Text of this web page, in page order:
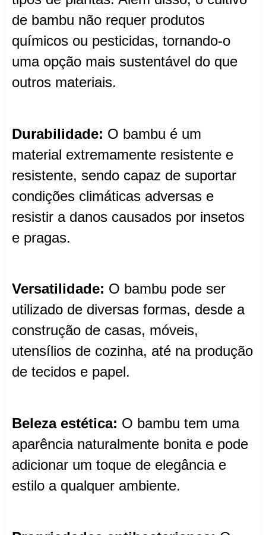
de bambu não requer produtos
químicos ou pesticidas, tornando-o
uma opção mais sustentável do que
outros materiais.
Durabilidade: O bambu é um
material extremamente resistente e
resistente, sendo capaz de suportar
condições climáticas adversas e
resistir a danos causados por insetos
e pragas.
Versatilidade: O bambu pode ser
utilizado de diversas formas, desde a
construção de casas, móveis,
utensílios de cozinha, até na produção
de tecidos e papel.
Beleza estética: O bambu tem uma
aparência naturalmente bonita e pode
adicionar um toque de elegância e
estilo a qualquer ambiente.